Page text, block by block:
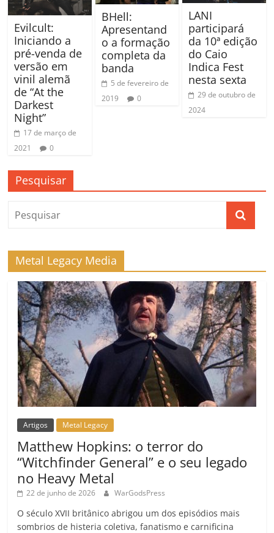
Evilcult:
Iniciando a
pré-venda de
versão em
vinil alemã
de “At the
Darkest
Night”
17 de março de
2021
0
BHell:
Apresentand
o a formação
completa da
banda
5 de fevereiro de
2019
0
LANI
participará
da 10ª edição
do Caio
Indica Fest
nesta sexta
29 de outubro de
2024
Pesquisar
Metal Legacy Media
Artigos Metal Legacy
Matthew Hopkins: o terror do
“Witchfinder General” e o seu legado
no Heavy Metal
22 de junho de 2026 WarGodsPress
O século XVII britânico abrigou um dos episódios mais
sombrios de histeria coletiva, fanatismo e carnificina